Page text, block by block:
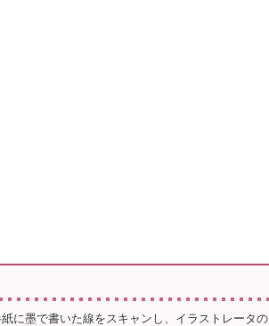
に墨で書いた線をスキャンし、イラストレータの